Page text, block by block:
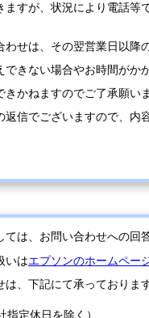
すが、状況により電話等
せは、その翌営業日以降
きない場合やお時間がか
かねますのでご了承願いま
信でございますので、内
は、お問い合わせへの回
いはエプソンのホームペー
、下記にて承っております
定休日を除く）